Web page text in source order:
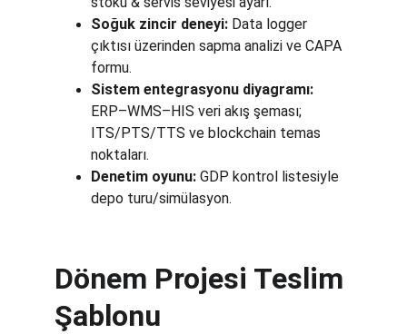
Soğuk zincir deneyi: Data logger
çıktısı üzerinden sapma analizi ve CAPA
formu.
Sistem entegrasyonu diyagramı:
ERP–WMS–HIS veri akış şeması;
ITS/PTS/TTS ve blockchain temas
noktaları.
Denetim oyunu: GDP kontrol listesiyle
depo turu/simülasyon.
Dönem Projesi Teslim
Şablonu